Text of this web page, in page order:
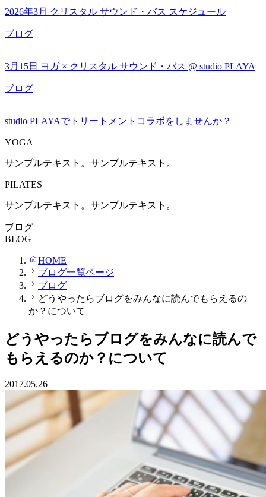
2026年3月 クリスタル サウンド・バス スケジュール
ブログ
3月15日 ヨガ × クリスタル サウンド・バス @ studio PLAYA
ブログ
studio PLAYAでトリートメントコラボをしませんか？
YOGA
サンプルテキスト。サンプルテキスト。
PILATES
サンプルテキスト。サンプルテキスト。
ブログ
BLOG
HOME
ブログ一覧ページ
ブログ
どうやったらブログをみんなに読んでもらえるの
か？について
どうやったらブログをみんなに読んで
もらえるのか？について
2017.05.26